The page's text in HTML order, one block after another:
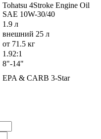
Tohatsu 4Stroke Engine Oil
SAE 10W-30/40
1.9 л
внешний 25 л
от 71.5 кг
1.92:1
8"-14"
EPA & CARB 3-Star